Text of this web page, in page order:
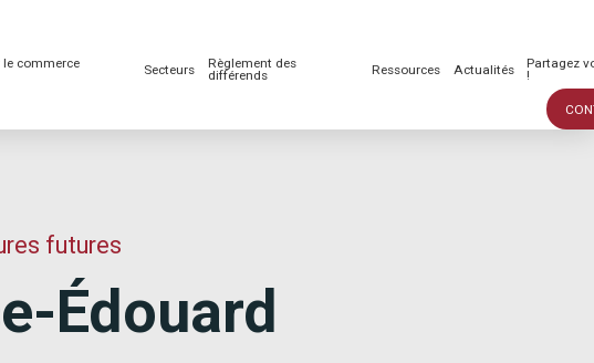
le commerce Secteurs Règlement des
différends Ressources Actualités Partagez
!
futures
Édouard